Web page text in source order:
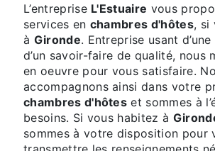
L’entreprise L'Estuaire vous
services en chambres d'hôtes, si
à Gironde. Entreprise usant
d’un savoir-faire de qualité, nous
en oeuvre pour vous satisfaire.
accompagnons ainsi dans votre
chambres d'hôtes et sommes à
besoins. Si vous habitez à
sommes à votre disposition pour